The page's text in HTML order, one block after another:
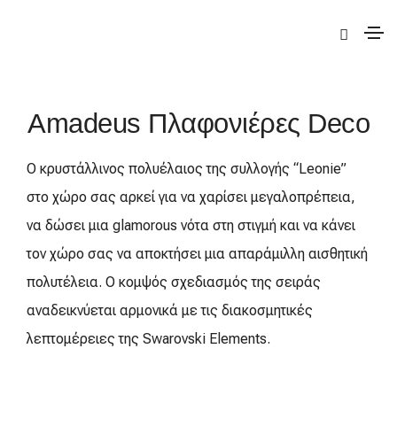
Amadeus Πλαφονιέρες Deco
Ο κρυστάλλινος πολυέλαιος της συλλογής “Leonie”
στο χώρο σας αρκεί για να χαρίσει μεγαλοπρέπεια,
να δώσει μια glamorous νότα στη στιγμή και να κάνει
τον χώρο σας να αποκτήσει μια απαράμιλλη αισθητική
πολυτέλεια. Ο κομψός σχεδιασμός της σειράς
αναδεικνύεται αρμονικά με τις διακοσμητικές
λεπτομέρειες της Swarovski Elements.